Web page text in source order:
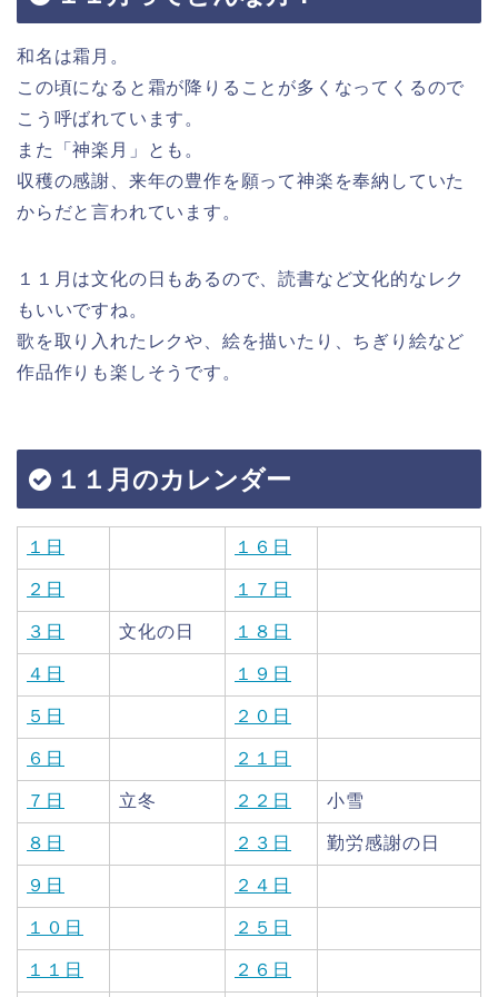
和名は霜月。
この頃になると霜が降りることが多くなってくるので
こう呼ばれています。
また「神楽月」とも。
収穫の感謝、来年の豊作を願って神楽を奉納していた
からだと言われています。
１１月は文化の日もあるので、読書など文化的なレク
もいいですね。
歌を取り入れたレクや、絵を描いたり、ちぎり絵など
作品作りも楽しそうです。
１１月のカレンダー
１日 １６日
２日 １７日
３日 文化の日 １８日
４日 １９日
５日 ２０日
６日 ２１日
７日 立冬 ２２日 小雪
８日 ２３日 勤労感謝の日
９日 ２４日
１０日 ２５日
１１日 ２６日